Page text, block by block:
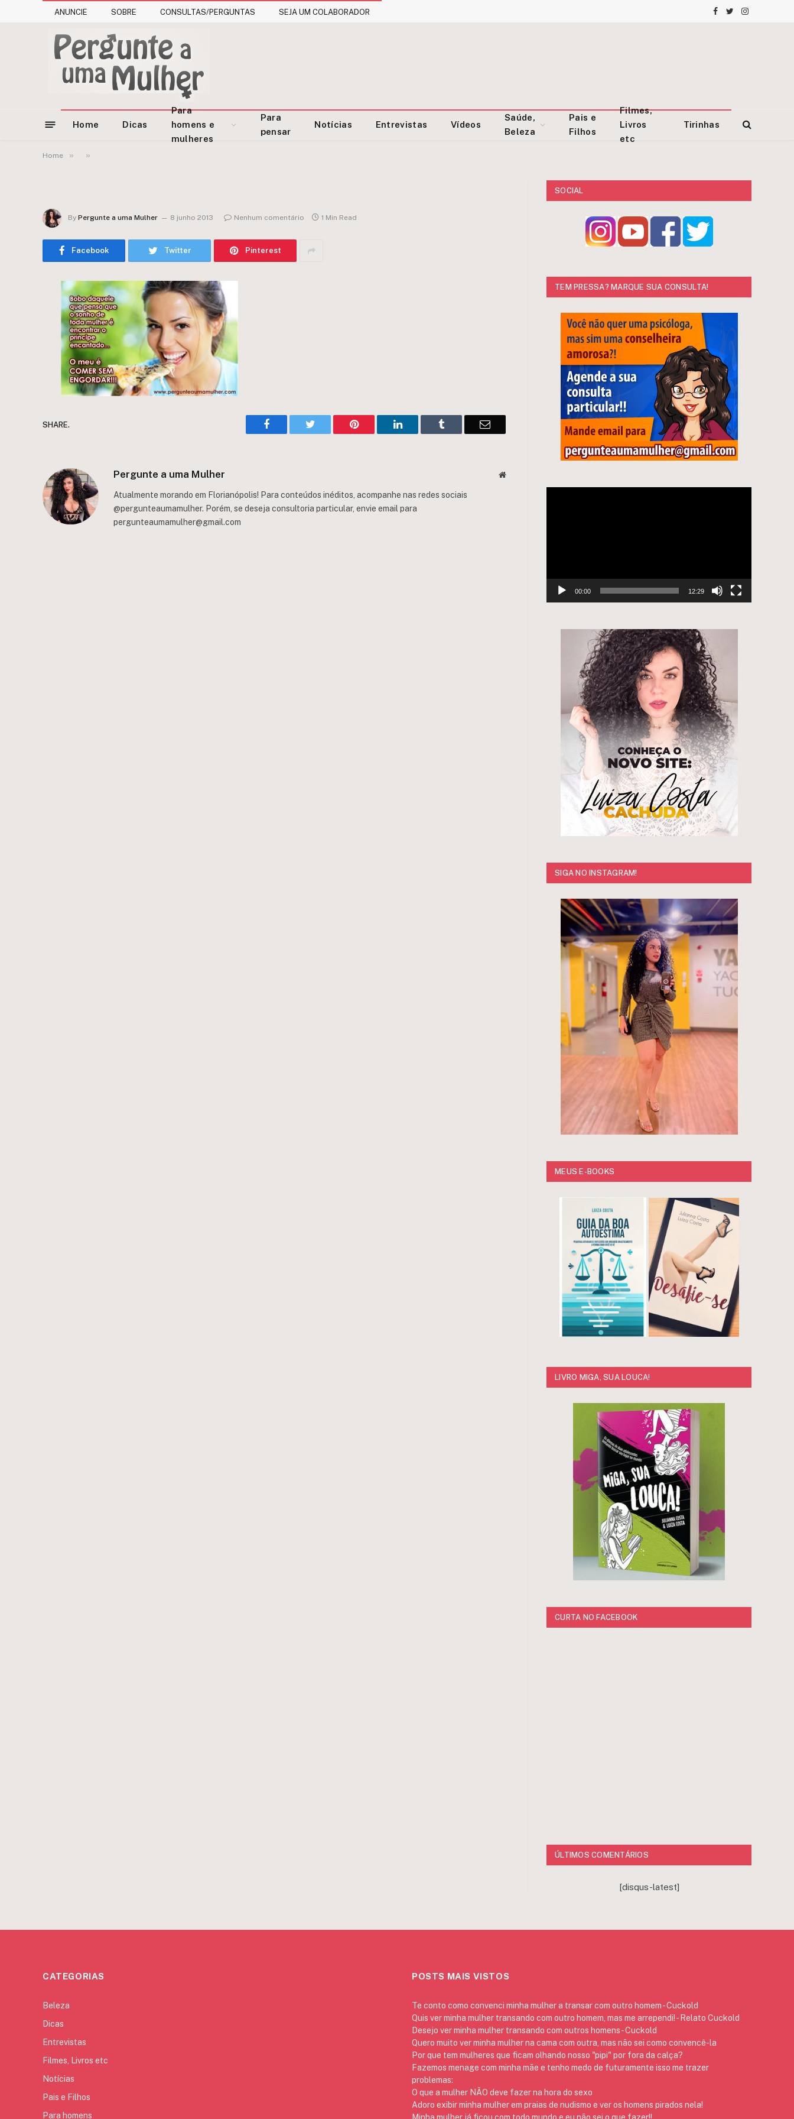
ANUNCIE SOBRE CONSULTAS/PERGUNTAS SEJA UM COLABORADOR Facebook
TwitterInstagram
Home Dicas
Para
homens e
mulheres
Para
pensar
Notícias Entrevistas Vídeos
Saúde,
Beleza
Pais e
Filhos
Filmes,
Livros
etc
Tirinhas
Home » »
By Pergunte a uma Mulher 8 junho 2013 Nenhum comentário 1 Min Read
Facebook Twitter Pinterest
SHARE. Facebook Twitter Pinterest LinkedIn Tumblr Email
Pergunte a uma Mulher Website
Atualmente morando em Florianópolis! Para conteúdos inéditos, acompanhe nas redes sociais
@pergunteaumamulher. Porém, se deseja consultoria particular, envie email para
pergunteaumamulher@gmail.com
SOCIAL
TEM PRESSA? MARQUE SUA CONSULTA!
00:00 12:29
SIGA NO INSTAGRAM!
MEUS E-BOOKS
LIVRO MIGA, SUA LOUCA!
CURTA NO FACEBOOK
ÚLTIMOS COMENTÁRIOS
[disqus-latest]
CATEGORIAS
Beleza
Dicas
Entrevistas
Filmes, Livros etc
Notícias
Pais e Filhos
Para homens
POSTS MAIS VISTOS
Te conto como convenci minha mulher a transar com outro homem - Cuckold
Quis ver minha mulher transando com outro homem, mas me arrependi! - Relato Cuckold
Desejo ver minha mulher transando com outros homens - Cuckold
Quero muito ver minha mulher na cama com outra, mas não sei como convencê-la
Por que tem mulheres que ficam olhando nosso "pipi" por fora da calça?
Fazemos menage com minha mãe e tenho medo de futuramente isso me trazer
problemas:
O que a mulher NÃO deve fazer na hora do sexo
Adoro exibir minha mulher em praias de nudismo e ver os homens pirados nela!
Minha mulher já ficou com todo mundo e eu não sei o que fazer!!